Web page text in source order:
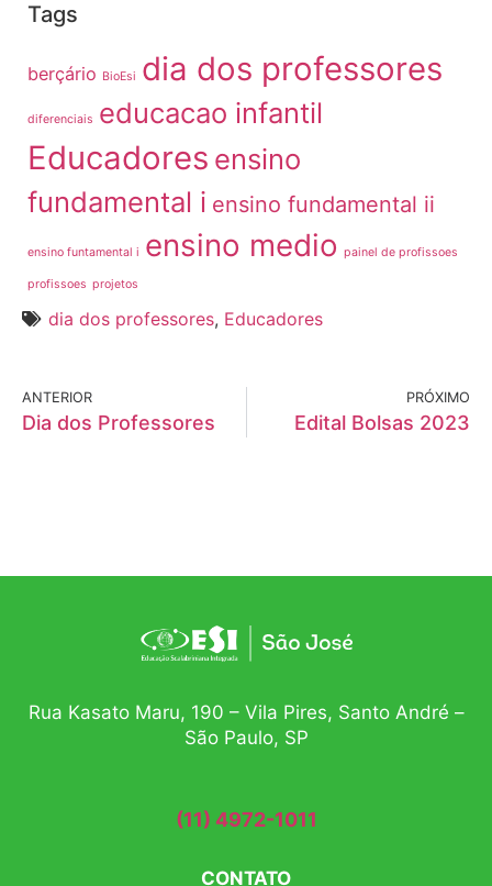
Tags
berçário BioEsi dia dos professores
diferenciais educacao infantil
Educadores ensino
fundamental i ensino fundamental ii
ensino funtamental i ensino medio painel de profissoes
profissoes projetos
dia dos professores, Educadores
ANTERIOR
Dia dos Professores
PRÓXIMO
Edital Bolsas 2023
Rua Kasato Maru, 190 – Vila Pires, Santo André –
São Paulo, SP
(11) 4972-1011
CONTATO